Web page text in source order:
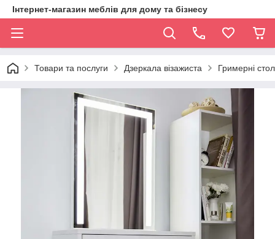
Інтернет-магазин меблів для дому та бізнесу
Товари та послуги Дзеркала візажиста Гримерні